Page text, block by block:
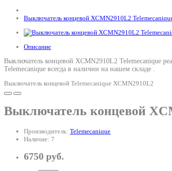
Выключатель концевой XCMN2910L2
Описание
Выключатель концевой XCMN2910L2 Telemecanique
Telemecanique всегда в наличии на нашем складе .
Выключатель концевой Telemecanique XCMN2910L2
Выключатель концевой
Производитель: Telemecanique
Наличие: 7
6750 руб.